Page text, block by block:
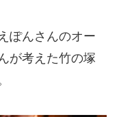
ぽんさんのオー
が考えた竹の塚